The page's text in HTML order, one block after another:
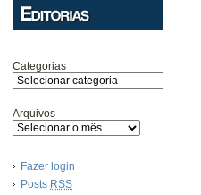
Categorias
Arquivos
Fazer login
Posts RSS